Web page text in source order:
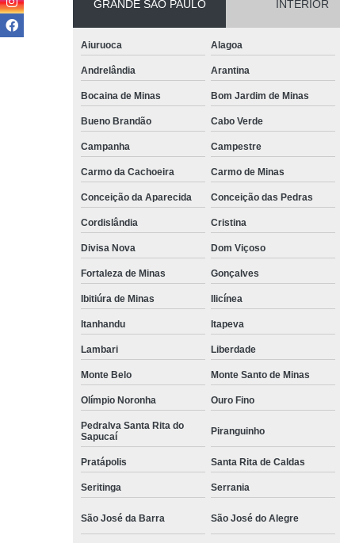
GRANDE SÃO PAULO INTERIOR
Aiuruoca Alagoa
Andrelândia Arantina
Bocaina de Minas Bom Jardim de Minas
Bueno Brandão Cabo Verde
Campanha Campestre
Carmo da Cachoeira Carmo de Minas
Conceição da Aparecida Conceição das Pedras
Cordislândia Cristina
Divisa Nova Dom Viçoso
Fortaleza de Minas Gonçalves
Ibitiúra de Minas Ilicínea
Itanhandu Itapeva
Lambari Liberdade
Monte Belo Monte Santo de Minas
Olímpio Noronha Ouro Fino
Pedralva Santa Rita do
Sapucaí
Piranguinho
Pratápolis Santa Rita de Caldas
Seritinga Serrania
São José da Barra São José do Alegre